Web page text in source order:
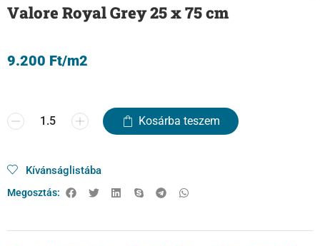
Valore Royal Grey 25 x 75 cm
9.200 Ft/m2
Kosárba teszem
Kívánságlistába
Megosztás: